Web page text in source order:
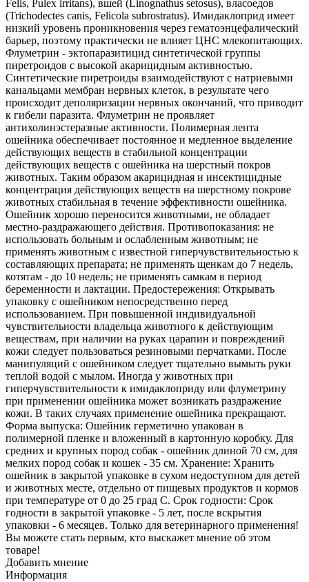
Felis, Pulex irritans), вшей (Linognathus setosus), власоедов
(Trichodectes canis, Felicola subrostratus). Имидаклоприд имеет
низкий уровень проникновения через гематоэнцефалический
барьер, поэтому практически не влияет ЦНС млекопитающих.
Флуметрин - эктопаразитицид синтетической группы
пиретроидов с высокой акарицидным активностью.
Синтетические пиретроиды взаимодействуют с натриевыми
канальцами мембран нервных клеток, в результате чего
происходит деполяризации нервных окончаний, что приводит
к гибели паразита. Флуметрин не проявляет
антихолинэстеразные активности. Полимерная лента
ошейника обеспечивает постоянное и медленное выделение
действующих веществ в стабильной концентрации
действующих веществ с ошейника на шерстный покров
животных. Таким образом акарицидная и инсектицидные
концентрация действующих веществ на шерстному покрове
животных стабильная в течение эффективности ошейника.
Ошейник хорошо переносится животными, не обладает
местно-раздражающего действия. Противопоказания: не
использовать больным и ослабленным животным; не
применять животным с известной гиперчувствительностью к
составляющих препарата; не применять щенкам до 7 недель,
котятам - до 10 недель; не применять самкам в период
беременности и лактации. Предостережения: Открывать
упаковку с ошейником непосредственно перед
использованием. При повышенной индивидуальной
чувствительности владельца животного к действующим
веществам, при наличии на руках царапин и повреждений
кожи следует пользоваться резиновыми перчатками. После
манипуляций с ошейником следует тщательно вымыть руки
теплой водой с мылом. Иногда у животных при
гиперчувствительности к имидаклоприду или флуметрину
при применении ошейника может возникать раздражение
кожи. В таких случаях применение ошейника прекращают.
Форма выпуска: Ошейник герметично упакован в
полимерной пленке и вложенный в картонную коробку. Для
средних и крупных пород собак - ошейник длиной 70 см, для
мелких пород собак и кошек - 35 см. Хранение: Хранить
ошейник в закрытой упаковке в сухом недоступном для детей
и животных месте, отдельно от пищевых продуктов и кормов
при температуре от 0 до 25 град С. Срок годности: Срок
годности в закрытой упаковке - 5 лет, после вскрытия
упаковки - 6 месяцев. Только для ветеринарного применения!
Вы можете стать первым, кто выскажет мнение об этом
товаре!
Добавить мнение
Информация